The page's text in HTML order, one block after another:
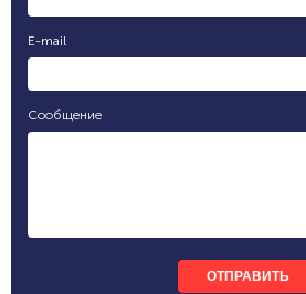
E-mail
Сообщение
ОТПРАВИТЬ